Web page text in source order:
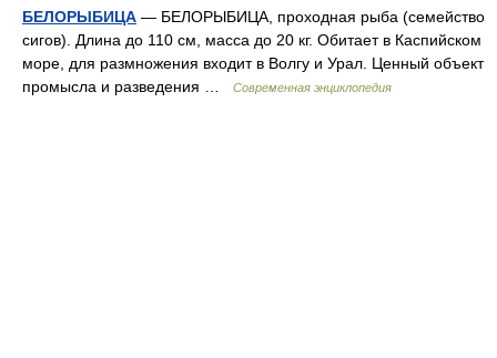
БЕЛОРЫБИЦА — БЕЛОРЫБИЦА, проходная рыба (семейство
сигов). Длина до 110 см, масса до 20 кг. Обитает в Каспийском
море, для размножения входит в Волгу и Урал. Ценный объект
промысла и разведения …
Современная энциклопедия